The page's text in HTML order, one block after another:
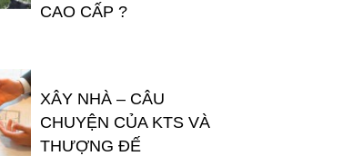
CAO CẤP ?
XÂY NHÀ – CÂU
CHUYỆN CỦA KTS VÀ
THƯỢNG ĐẾ